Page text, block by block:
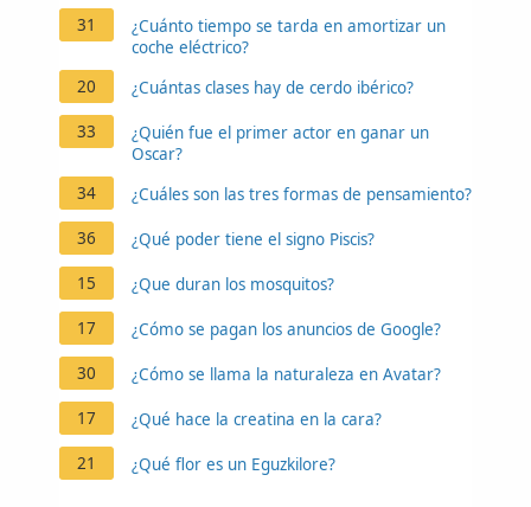
31
¿Cuánto tiempo se tarda en amortizar un
coche eléctrico?
20
¿Cuántas clases hay de cerdo ibérico?
33
¿Quién fue el primer actor en ganar un
Oscar?
34
¿Cuáles son las tres formas de pensamiento?
36 ¿Qué poder tiene el signo Piscis?
15 ¿Que duran los mosquitos?
17 ¿Cómo se pagan los anuncios de Google?
30 ¿Cómo se llama la naturaleza en Avatar?
17 ¿Qué hace la creatina en la cara?
21 ¿Qué flor es un Eguzkilore?